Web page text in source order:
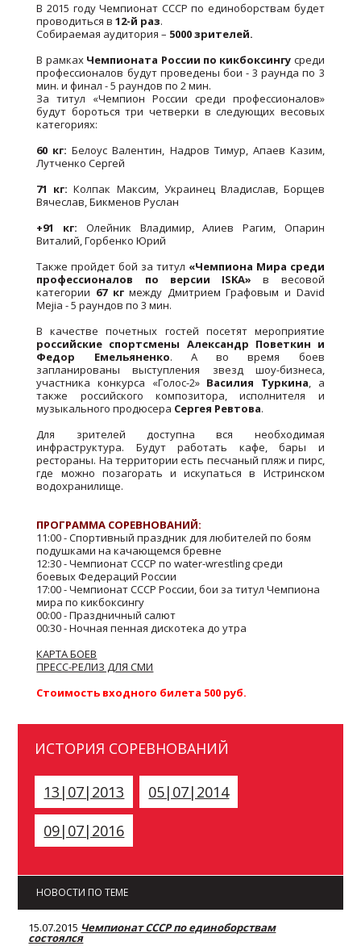
В 2015 году Чемпионат СССР по единоборствам будет
проводиться в12-й раз.
Собираемая аудитория – 5000 зрителей.
В рамках Чемпионата России по кикбоксингу среди
профессионалов будут проведены бои - 3 раунда по 3
мин. и финал - 5 раундов по 2 мин.
За титул «Чемпион России среди профессионалов»
будут бороться три четверки в следующих весовых
категориях:
60 кг:Белоус Валентин, Надров Тимур, Апаев Казим,
Лутченко Сергей
71 кг: Колпак Максим, Украинец Владислав, Борщев
Вячеслав, Бикменов Руслан
+91 кг: Олейник Владимир, Алиев Рагим, Опарин
Виталий, Горбенко Юрий
Также пройдет бой за титул «Чемпиона Мира среди
профессионалов по версии ISKA» в весовой
категории 67 кгмежду Дмитрием Графовым и David
Mejia - 5 раундов по 3 мин.
В качестве почетных гостей посетят мероприятие
российские спортсмены Александр Поветкин и
Федор Емельяненко. А во время боев
запланированы выступления звезд шоу-бизнеса,
участника конкурса «Голос-2» Василия Туркина, а
также российского композитора, исполнителя и
музыкального продюсера Сергея Ревтова.
Для зрителей доступна вся необходимая
инфраструктура. Будут работать кафе, бары и
рестораны. На территории есть песчаный пляж и пирс,
где можно позагорать и искупаться в Истринском
водохранилище.
ПРОГРАММА СОРЕВНОВАНИЙ:
11:00 - Спортивный праздник для любителей по боям
подушками на качающемся бревне
12:30 - Чемпионат СССР по water-wrestling среди
боевых Федераций России
17:00 - Чемпионат СССР России, бои за титул Чемпиона
мира по кикбоксингу
00:00 - Праздничный салют
00:30 - Ночная пенная дискотека до утра
КАРТА БОЕВ
ПРЕСС-РЕЛИЗ ДЛЯ СМИ
Стоимость входного билета 500 руб.
ИСТОРИЯ СОРЕВНОВАНИЙ
13|07|2013
05|07|2014
09|07|2016
НОВОСТИ ПО ТЕМЕ
15.07.2015 Чемпионат СССР по единоборствам
состоялся